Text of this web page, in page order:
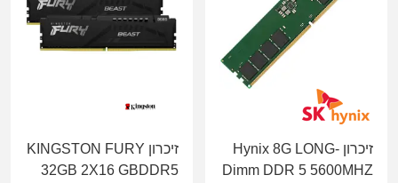
זיכרון Hynix 8G LONG-
Dimm DDR 5 5600MHZ
זיכרון KINGSTON FURY
32GB 2X16 GBDDR5